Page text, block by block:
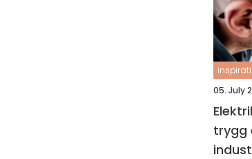
05. July
trygg